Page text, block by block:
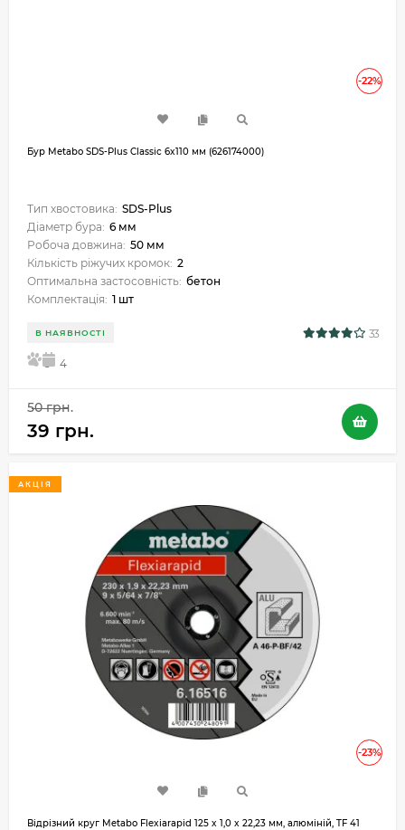
-22%
Бур Metabo SDS-Plus Classic 6x110 мм (626174000)
Тип хвостовика: SDS-Plus
Діаметр бура: 6 мм
Робоча довжина: 50 мм
Кількість ріжучих кромок: 2
Оптимальна застосовність: бетон
Комплектація: 1 шт
В НАЯВНОСТІ 33
5 4
50 грн.
39 грн.
-23%
АКЦІЯ
Відрізний круг Metabo Flexiarapid 125 x 1,0 x 22,23 мм, алюміній, TF 41